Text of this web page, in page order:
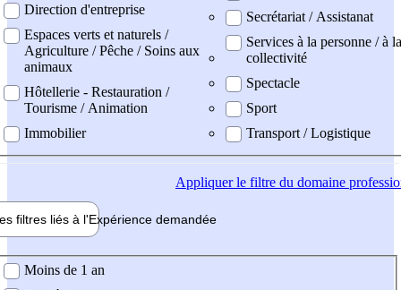
Direction d'entreprise
Espaces verts et naturels /
Agriculture / Pêche / Soins aux
animaux
Hôtellerie - Restauration /
Tourisme / Animation
Immobilier
Secrétariat / Assistanat
Services à la personne / à la
collectivité
Spectacle
Sport
Transport / Logistique
Appliquerle filtre du domaine
filtres liés à l'Expérience demandée
demandée
Moins de 1 an